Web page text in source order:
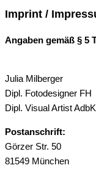
Imprint /
Angaben gemäß § 5
Julia Milberger
Dipl. Fotodesigner FH
Dipl. Visual Artist AdbK
Postanschrift:
Görzer Str. 50
81549 München